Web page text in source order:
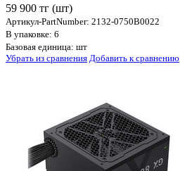
59 900 тг (шт)
Артикул-PartNumber: 2132-0750B0022
В упаковке: 6
Базовая единица: шт
Убрать из сравнения Добавить к сравнению